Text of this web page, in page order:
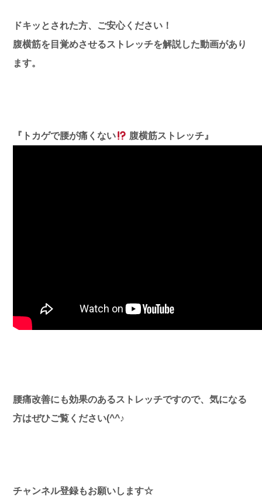
ドキッとされた方、ご安心ください！
腹横筋を目覚めさせるストレッチを解説した動画があり
ます。
『トカゲで腰が痛くない 腹横筋ストレッチ』
腰痛改善にも効果のあるストレッチですので、気になる
方はぜひご覧ください(^^♪
チャンネル登録もお願いします☆